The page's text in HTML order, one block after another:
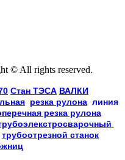
© All rights reserved.
Cтан ТЭСА ВАЛКИ
резка рулона линия
резка рулона
трубоотрезной станок